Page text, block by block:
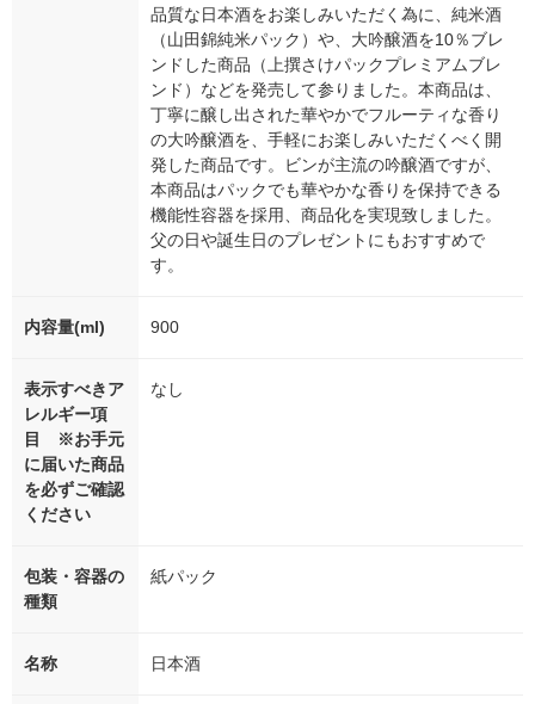
品質な日本酒をお楽しみいただく為に、純米酒
（山田錦純米パック）や、大吟醸酒を10％ブレ
ンドした商品（上撰さけパックプレミアムブレ
ンド）などを発売して参りました。本商品は、
丁寧に醸し出された華やかでフルーティな香り
の大吟醸酒を、手軽にお楽しみいただくべく開
発した商品です。ビンが主流の吟醸酒ですが、
本商品はパックでも華やかな香りを保持できる
機能性容器を採用、商品化を実現致しました。
父の日や誕生日のプレゼントにもおすすめで
す。
内容量(ml) 900
表示すべきア
レルギー項
目 ※お手元
に届いた商品
を必ずご確認
ください
なし
包装・容器の
種類
紙パック
名称 日本酒